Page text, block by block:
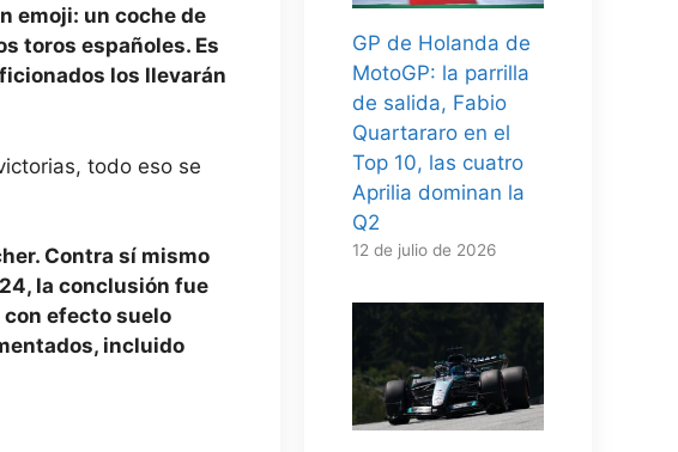
emoji: un coche de
toros españoles. Es
los llevarán
todo eso se
Contra sí mismo
la conclusión fue
con efecto suelo
incluido
GP de Holanda de
MotoGP: la parrilla
de salida, Fabio
Quartararo en el
Top 10, las cuatro
Aprilia dominan la
Q2
12 de julio de 2026